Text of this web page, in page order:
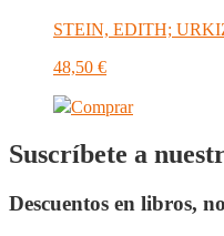
STEIN, EDITH;
48,50 €
Comprar
Suscríbete a
Descuentos en libros,